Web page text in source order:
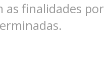
as finalidades por